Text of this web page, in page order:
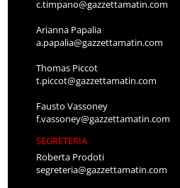
c.timpano@gazzettamatin.com
Arianna Papalia
a.papalia@gazzettamatin.com
Thomas Piccot
t.piccot@gazzettamatin.com
Fausto Vassoney
f.vassoney@gazzettamatin.com
SEGRETERIA
Roberta Prodoti
segreteria@gazzettamatin.com